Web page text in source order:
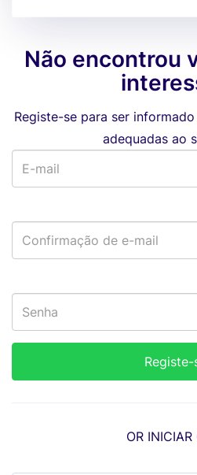
Não encontrou
Registe-se para ser
adequadas ao
OR INICIAR